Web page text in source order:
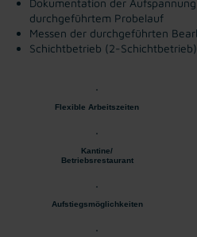
durchgeführtem Probelauf
Messen der durchgeführten
Schichtbetrieb (2-Schichtbetrieb)
Flexible Arbeitszeiten
Kantine/
Betriebsrestaurant
Aufstiegsmöglichkeiten